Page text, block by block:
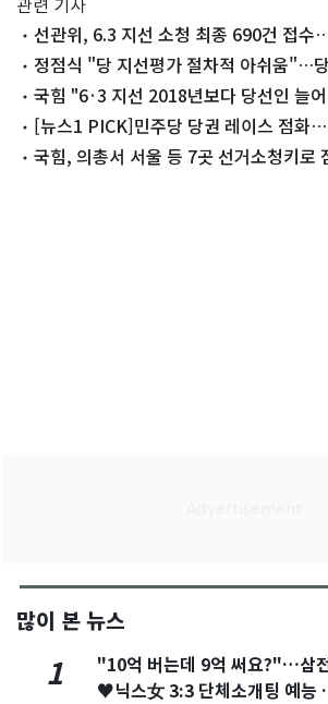
관련 기사
선관위, 6.3 지선 소청 최종 690건 접수
증(종합)
정점식 "당 지선평가 절차적 아쉬움"…
유"국힘 "6·3 지선 2018년보다 당선인 늘
평 [뉴스1 PICK]민주당 당권 레이스 점화
청래·김민석
국힘, 의총서 서울 등 7곳 선거소청키로
많이 본 뉴스
1
"10억 버는데 9억 써요?"…삼
♥닉스女 3:3 단체소개팅 예능